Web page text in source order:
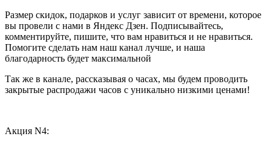
Размер скидок, подарков и услуг зависит от времени, которое
вы провели с нами в Яндекс Дзен. Подписывайтесь,
комментируйте, пишите, что вам нравиться и не нравиться.
Помогите сделать нам наш канал лучше, и наша
благодарность будет максимальной
Так же в канале, рассказывая о часах, мы будем проводить
закрытые распродажи часов с уникально низкими ценами!
Акция N4: